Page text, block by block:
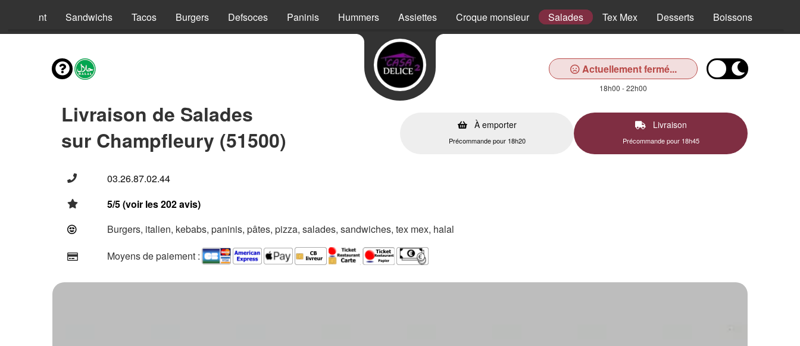
Enfant Sandwichs Tacos Burgers Defsoces Paninis Hummers Assiettes Croque monsieur Salades Tex Mex Desserts Boissons
Actuellement fermé...
18h00 - 22h00
Livraison de Salades
sur Champfleury (51500)
À emporter
Précommande pour 18h20
Livraison
Précommande pour 18h45
03.26.87.02.44
5/5 (voir les 202 avis)
Burgers, italien, kebabs, paninis, pâtes, pizza, salades, sandwiches, tex mex, halal
Moyens de paiement :